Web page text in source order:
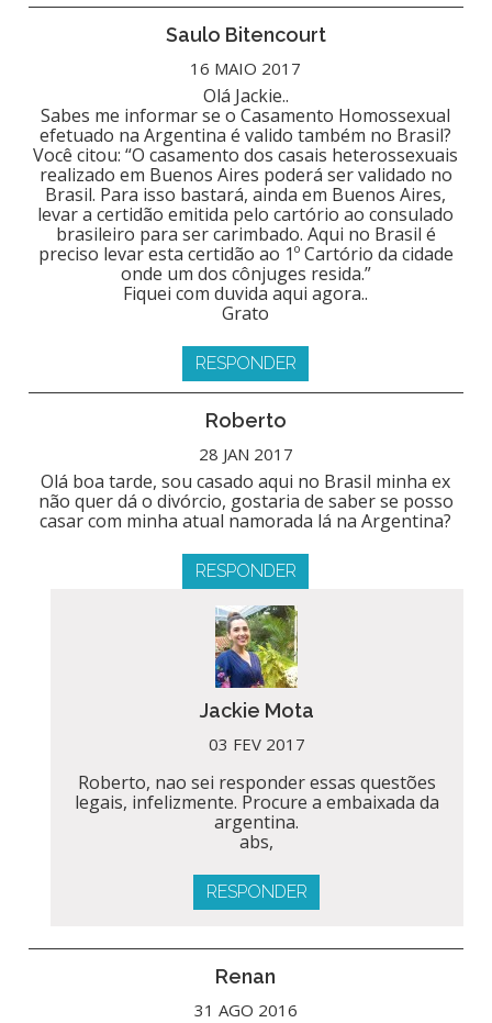
Saulo Bitencourt
16 MAIO 2017
Olá Jackie..
Sabes me informar se o Casamento Homossexual
efetuado na Argentina é valido também no Brasil?
Você citou: “O casamento dos casais heterossexuais
realizado em Buenos Aires poderá ser validado no
Brasil. Para isso bastará, ainda em Buenos Aires,
levar a certidão emitida pelo cartório ao consulado
brasileiro para ser carimbado. Aqui no Brasil é
preciso levar esta certidão ao 1º Cartório da cidade
onde um dos cônjuges resida.”
Fiquei com duvida aqui agora..
Grato
RESPONDER
Roberto
28 JAN 2017
Olá boa tarde, sou casado aqui no Brasil minha ex
não quer dá o divórcio, gostaria de saber se posso
casar com minha atual namorada lá na Argentina?
RESPONDER
Jackie Mota
03 FEV 2017
Roberto, nao sei responder essas questões
legais, infelizmente. Procure a embaixada da
argentina.
abs,
RESPONDER
Renan
31 AGO 2016